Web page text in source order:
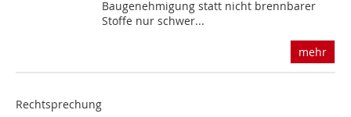
Baugenehmigung statt nicht brennbarer
Stoffe nur schwer...
mehr
Rechtsprechung